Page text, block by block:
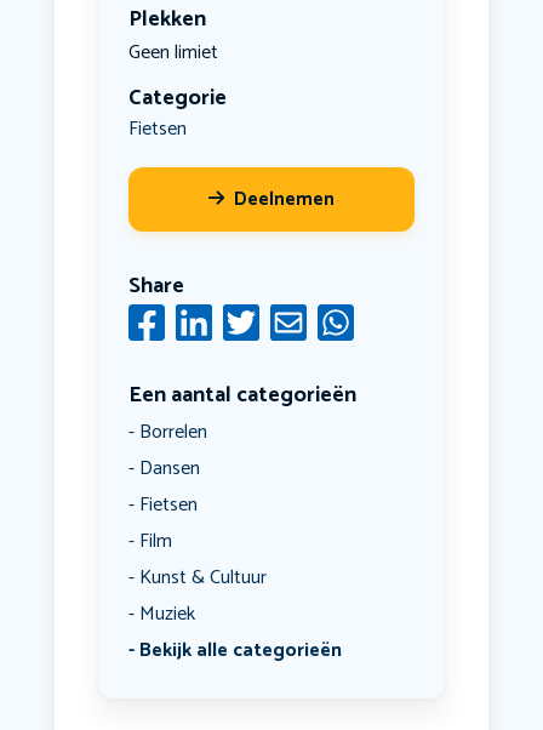
Plekken
Geen limiet
Categorie
Fietsen
Deelnemen
Share
Een aantal categorieën
Borrelen
Dansen
Fietsen
Film
Kunst & Cultuur
Muziek
Bekijk alle categorieën